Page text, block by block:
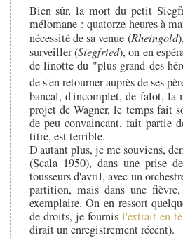
Bien sûr, la mort du petit
mélomane : quatorze heures à
nécessité de sa venue (Rheingold
surveiller (Siegfried), on en
de linotte du "plus grand des
de s'en retourner auprès de ses
bancal, d'incomplet, de falot, la
projet de Wagner, le temps fait
de peu convaincant, fait partie
titre, est terrible.
D'autant plus, je me souviens,
(Scala 1950), dans une prise
tousseurs d'avril, avec un
partition, mais dans une
exemplaire. On en ressort
de droits, je fournis l'extrait en
dirait un enregistrement récent).